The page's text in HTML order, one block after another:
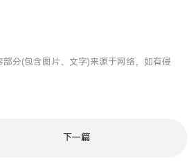
分(包含图片、文字)来源于网络，如有侵
下一篇